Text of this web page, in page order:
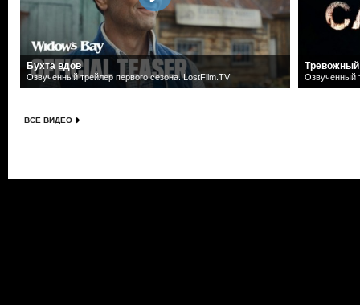
Бухта вдов
Озвученный трейлер первого сезона. LostFilm.TV
Тревожный
Озвученный
ВСЕ ВИДЕО